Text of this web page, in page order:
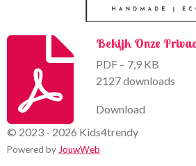
Bekijk Onze
PDF – 7,9 KB
2127 downloads
Download
© 2023 - 2026 Kids4trendy
Powered by JouwWeb